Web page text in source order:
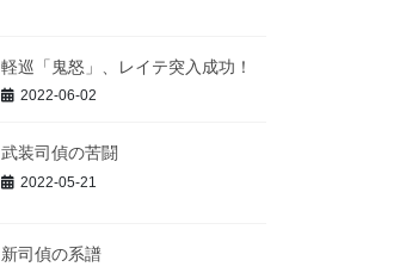
軽巡「鬼怒」、レイテ突入成功！
2022-06-02
武装司偵の苦闘
2022-05-21
新司偵の系譜